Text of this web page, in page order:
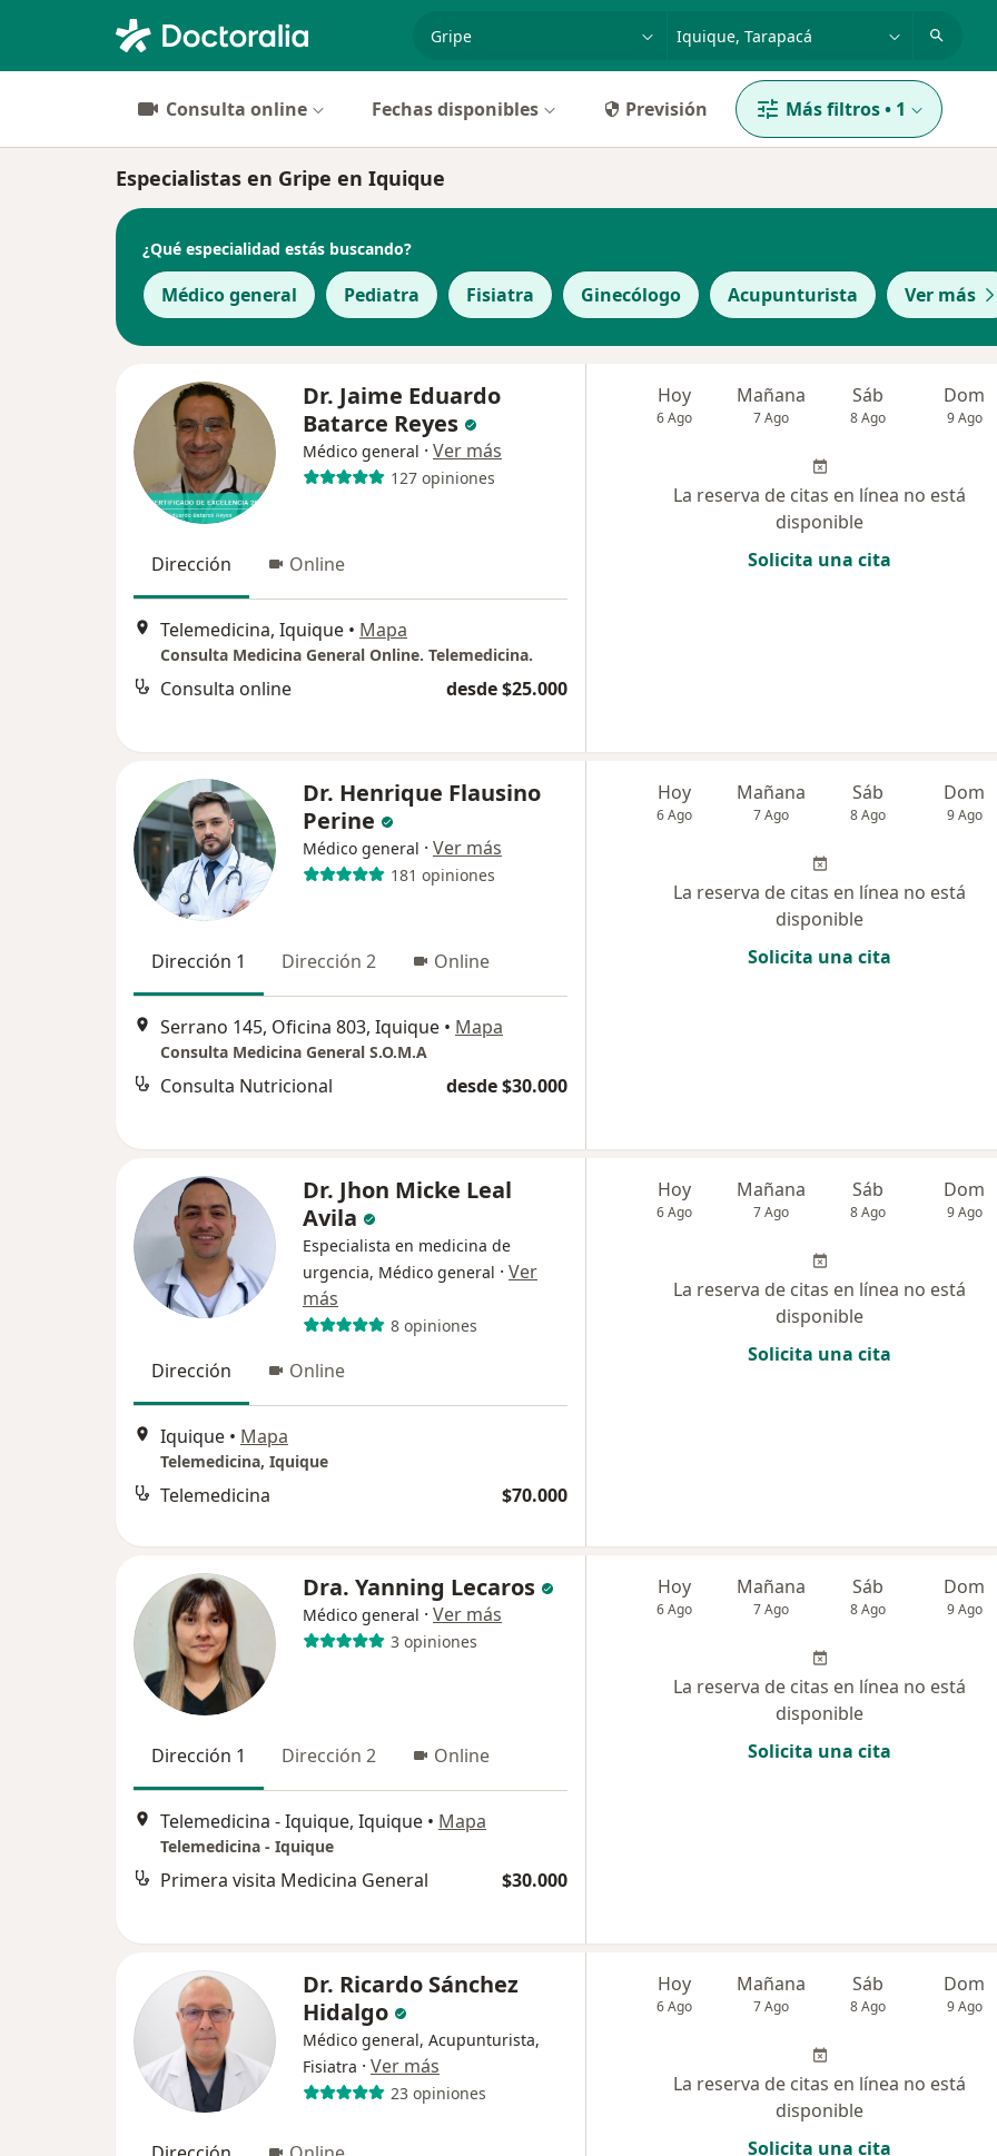
ciudad o comuna
Consulta online Fechas disponibles Previsión Más filtros• 1
Especialistas en Gripe en Iquique
¿Qué especialidad estás buscando?
Médico general Pediatra Fisiatra Ginecólogo Acupunturista Ver más
Dr. Jaime Eduardo
Batarce Reyes
Médico general · Ver más
127 opiniones
Dirección Online
Telemedicina, Iquique • Mapa
Consulta Medicina General Online. Telemedicina.
Consulta online desde $25.000
Hoy
6 Ago
Mañana
7 Ago
Sáb
8 Ago
Dom
9 Ago
La reserva de citas en línea no está
disponible
Solicita una cita
Dr. Henrique Flausino
Perine
Médico general · Ver más
181 opiniones
Dirección 1 Dirección 2 Online
Serrano 145, Oficina 803, Iquique • Mapa
Consulta Medicina General S.O.M.A
Consulta Nutricional desde $30.000
Hoy
6 Ago
Mañana
7 Ago
Sáb
8 Ago
Dom
9 Ago
La reserva de citas en línea no está
disponible
Solicita una cita
Dr. Jhon Micke Leal
Avila
Especialista en medicina de
urgencia, Médico general · Ver
más
8 opiniones
Dirección Online
Iquique • Mapa
Telemedicina, Iquique
Telemedicina $70.000
Hoy
6 Ago
Mañana
7 Ago
Sáb
8 Ago
Dom
9 Ago
La reserva de citas en línea no está
disponible
Solicita una cita
Dra. Yanning Lecaros
Médico general · Ver más
3 opiniones
Dirección 1 Dirección 2 Online
Telemedicina - Iquique, Iquique • Mapa
Telemedicina - Iquique
Primera visita Medicina General $30.000
Hoy
6 Ago
Mañana
7 Ago
Sáb
8 Ago
Dom
9 Ago
La reserva de citas en línea no está
disponible
Solicita una cita
Dr. Ricardo Sánchez
Hidalgo
Médico general, Acupunturista,
Fisiatra · Ver más
23 opiniones
Hoy
6 Ago
Mañana
7 Ago
Sáb
8 Ago
Dom
9 Ago
La reserva de citas en línea no está
disponible
Solicita una cita